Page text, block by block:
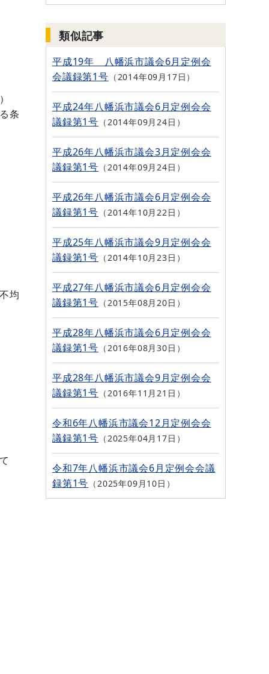
条
均
類似記事
平成19年 八幡浜市議会6月定例会
会議録第1号
2014年09月17日
平成24年八幡浜市議会6月定例会会
議録第1号
2014年09月24日
平成26年八幡浜市議会3月定例会会
議録第1号
2014年09月24日
平成26年八幡浜市議会6月定例会会
議録第1号
2014年10月22日
平成25年八幡浜市議会9月定例会会
議録第1号
2014年10月23日
平成27年八幡浜市議会6月定例会会
議録第1号
2015年08月20日
平成28年八幡浜市議会6月定例会会
議録第1号
2016年08月30日
平成28年八幡浜市議会9月定例会会
議録第1号
2016年11月21日
令和6年八幡浜市議会12月定例会会
議録第1号
2025年04月17日
令和7年八幡浜市議会6月定例会会議
録第1号
2025年09月10日